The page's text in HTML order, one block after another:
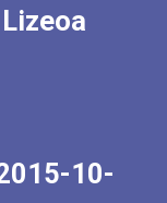
10-